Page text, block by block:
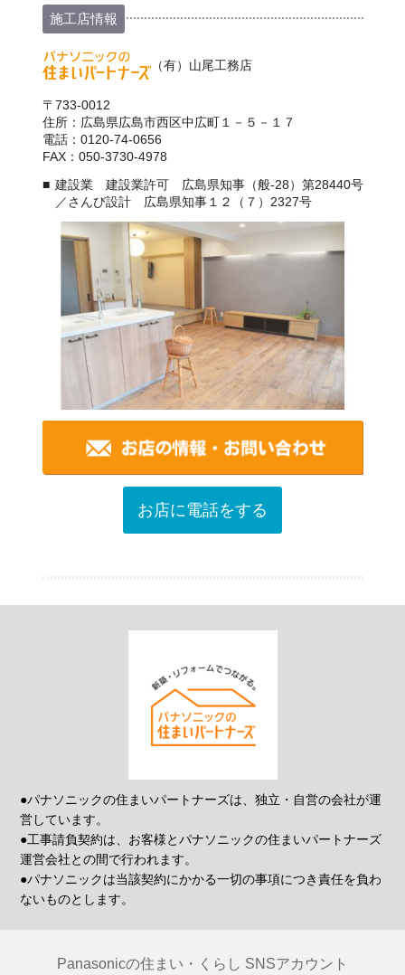
施工店情報
（有）山尾工務店
〒733-0012
住所：広島県広島市西区中広町１－５－１７
電話：0120-74-0656
FAX：050-3730-4978
建設業 建設業許可 広島県知事（般-28）第28440号
／さんび設計 広島県知事１２（７）2327号
お店に電話をする
●パナソニックの住まいパートナーズは、独立・自営の会社が運
営しています。
●工事請負契約は、お客様とパナソニックの住まいパートナーズ
運営会社との間で行われます。
●パナソニックは当該契約にかかる一切の事項につき責任を負わ
ないものとします。
Panasonicの住まい・くらし SNSアカウント